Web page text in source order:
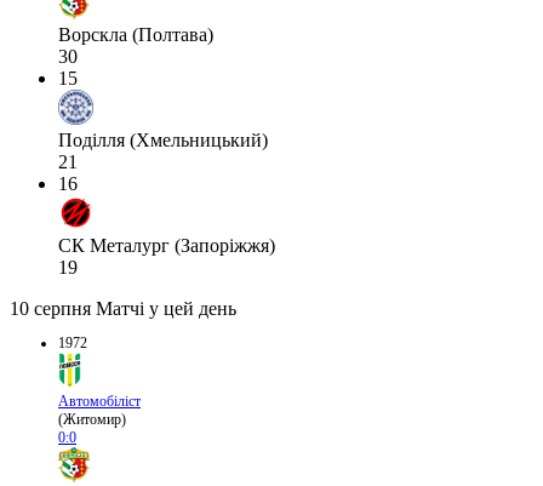
Ворскла (Полтава)
30
15
Поділля (Хмельницький)
21
16
СК Металург (Запоріжжя)
19
10 серпня Матчі у цей день
1972
Автомобіліст
(Житомир)
0:0